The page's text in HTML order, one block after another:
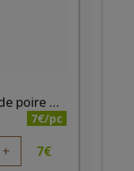
Gel douche Délice de poire bio 500ml
7€/pc
+ 7€